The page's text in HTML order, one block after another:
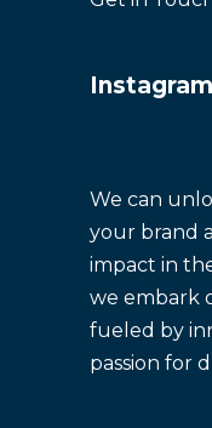
Instagram
We can
your brand
impact in
we embark
fueled by
passion for